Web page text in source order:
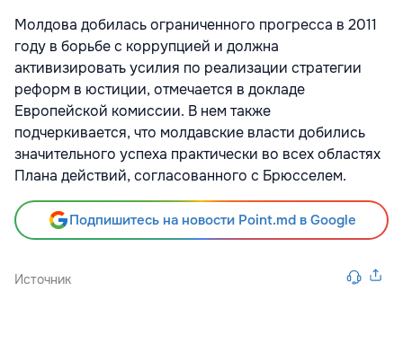
Молдова добилась ограниченного прогресса в 2011
году в борьбе с коррупцией и должна
активизировать усилия по реализации стратегии
реформ в юстиции, отмечается в докладе
Европейской комиссии. В нем также
подчеркивается, что молдавские власти добились
значительного успеха практически во всех областях
Плана действий, согласованного с Брюсселем.
Подпишитесь на новости Point.md в Google
Источник